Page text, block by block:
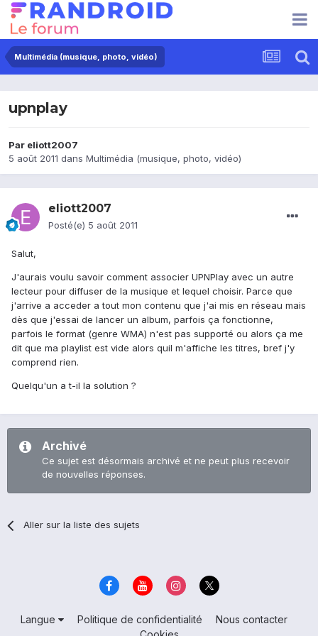
Multimédia (musique, photo, vidéo)
upnplay
Par eliott2007
5 août 2011 dans Multimédia (musique, photo, vidéo)
eliott2007
Posté(e) 5 août 2011
Salut,
J'aurais voulu savoir comment associer UPNPlay avec un autre
lecteur pour diffuser de la musique et lequel choisir. Parce que
j'arrive a acceder a tout mon contenu que j'ai mis en réseau mais
dès que j'essai de lancer un album, parfois ça fonctionne,
parfois le format (genre WMA) n'est pas supporté ou alors ça me
dit que ma playlist est vide alors quil m'affiche les titres, bref j'y
comprend rien.
Quelqu'un a t-il la solution ?
Archivé
Ce sujet est désormais archivé et ne peut plus recevoir
de nouvelles réponses.
Aller sur la liste des sujets
Langue Politique de confidentialité
Nous contacter